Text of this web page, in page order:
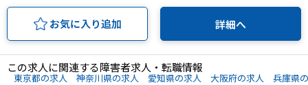
お気に入り追加 詳細へ
この求人に関連する障害者求人・転職情報
東京都の求人 神奈川県の求人 愛知県の求人 大阪府の求人 兵庫県